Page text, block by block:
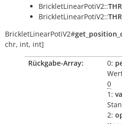
BrickletLinearPotiV2::
BrickletLinearPotiV2::
BrickletLinearPotiV2#
chr, int, int]
Rückgabe-Array:
0:
0
1:
2: